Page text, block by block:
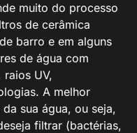
muito do processo
de cerâmica
barro e em alguns
de água com
UV,
A melhor
sua água, ou seja,
filtrar (bactérias,